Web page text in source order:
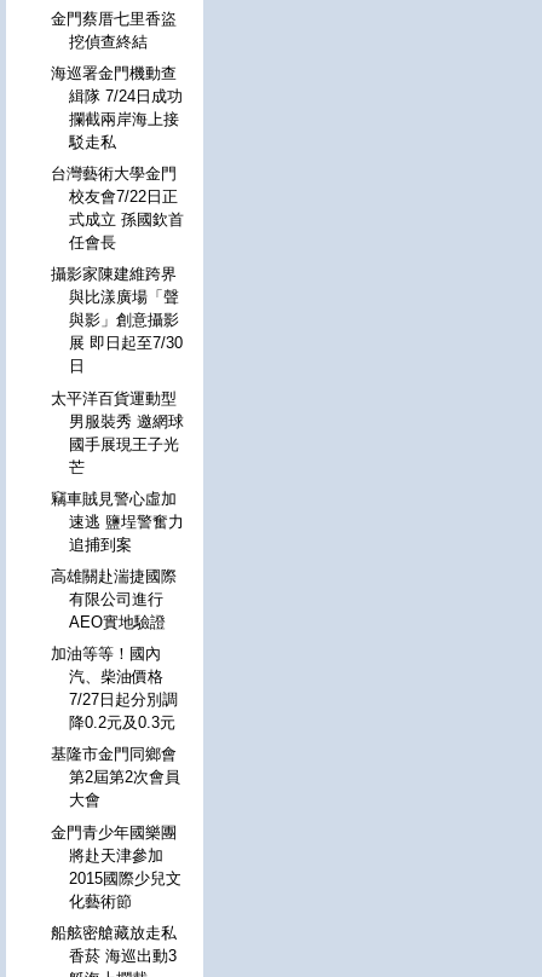
金門蔡厝七里香盜
挖偵查終結
海巡署金門機動查
緝隊 7/24日成功
攔截兩岸海上接
駁走私
台灣藝術大學金門
校友會7/22日正
式成立 孫國欽首
任會長
攝影家陳建維跨界
與比漾廣場「聲
與影」創意攝影
展 即日起至7/30
日
太平洋百貨運動型
男服裝秀 邀網球
國手展現王子光
芒
竊車賊見警心虛加
速逃 鹽埕警奮力
追捕到案
高雄關赴湍捷國際
有限公司進行
AEO實地驗證
加油等等！國內
汽、柴油價格
7/27日起分別調
降0.2元及0.3元
基隆市金門同鄉會
第2屆第2次會員
大會
金門青少年國樂團
將赴天津參加
2015國際少兒文
化藝術節
船舷密艙藏放走私
香菸 海巡出動3